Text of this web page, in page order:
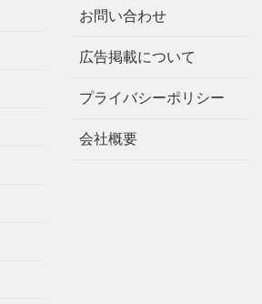
お問い合わせ
広告掲載について
プライバシーポリシー
会社概要